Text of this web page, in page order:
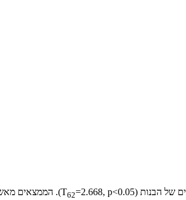
62=2.668, p<0.05). הממצאים מאששים את ההשערה השלישית.